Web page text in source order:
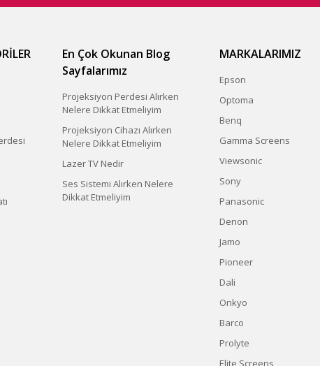
En Çok Okunan Blog
Sayfalarımız
Projeksiyon Perdesi Alırken
Nelere Dikkat Etmeliyim
Projeksiyon Cihazı Alırken
Nelere Dikkat Etmeliyim
Lazer TV Nedir
Ses Sistemi Alırken Nelere
Dikkat Etmeliyim
MARKALARIMIZ
Epson
Optoma
Benq
Gamma Screens
Viewsonic
Sony
Panasonic
Denon
Jamo
Pioneer
Dali
Onkyo
Barco
Prolyte
Elite Screens